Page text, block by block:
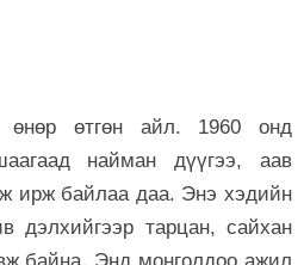
өтгөн айл. 1960 онд
найман дүүгээ, аав
ирж байлаа даа. Энэ хэдийн
дэлхийгээр тарцан, сайхан